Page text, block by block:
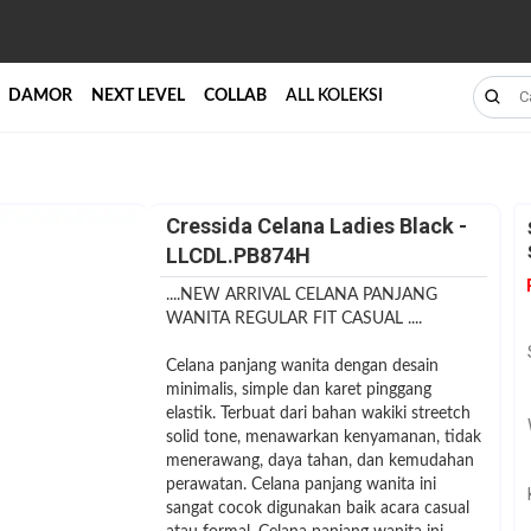
DAMOR NEXT LEVEL COLLAB ALL KOLEKSI
Cressida Celana Ladies Black -
LLCDL.PB874H
....NEW ARRIVAL CELANA PANJANG
WANITA REGULAR FIT CASUAL ....
Celana panjang wanita dengan desain
minimalis, simple dan karet pinggang
elastik. Terbuat dari bahan wakiki streetch
solid tone, menawarkan kenyamanan, tidak
menerawang, daya tahan, dan kemudahan
perawatan. Celana panjang wanita ini
sangat cocok digunakan baik acara casual